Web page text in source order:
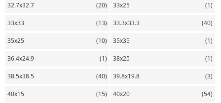
32.7х32.7 (20) 33х25 (1)
33х33 (13) 33.3х33.3 (40)
35х25 (10) 35х35 (1)
36.4х24.9 (1) 38х25 (1)
38.5х38.5 (40) 39.8х19.8 (3)
40х15 (15) 40х20 (54)